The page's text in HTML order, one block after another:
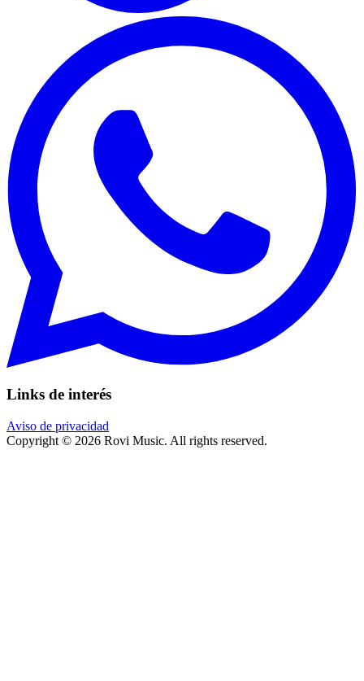
Links de interés
Aviso de privacidad
Copyright © 2026 Rovi Music. All rights reserved.